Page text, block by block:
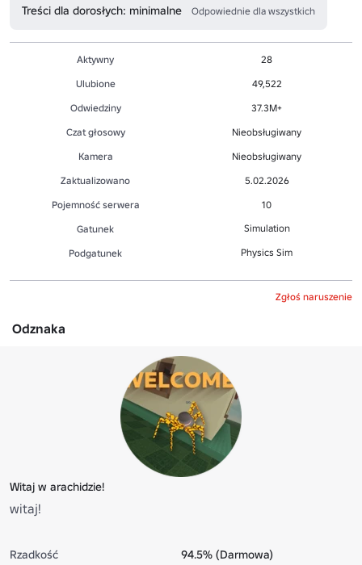
Treści dla dorosłych: minimalne Odpowiednie dla wszystkich
Aktywny
28
Ulubione
49,522
Odwiedziny
37.3M+
Czat głosowy
Nieobsługiwany
Kamera
Nieobsługiwany
Zaktualizowano
5.02.2026
Pojemność serwera
10
Gatunek
Simulation
Podgatunek Physics Sim
Zgłoś naruszenie
Odznaka
Witaj w arachidzie!
witaj!
Rzadkość
94.5% (Darmowa)